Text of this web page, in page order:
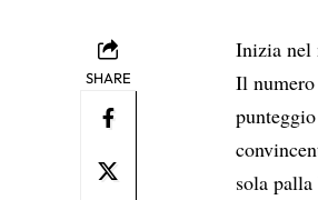
SHARE
Inizia nel
Il
sola